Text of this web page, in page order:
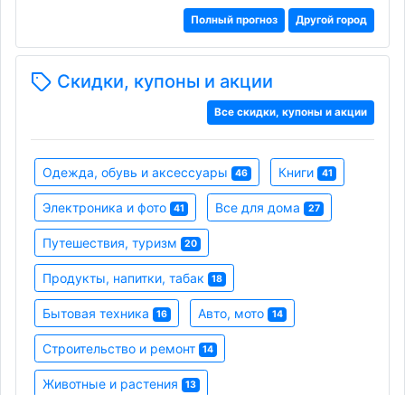
Полный прогноз Другой город
Скидки, купоны и акции
Все скидки, купоны и акции
Одежда, обувь и аксессуары 46 Книги 41
Электроника и фото 41 Все для дома 27
Путешествия, туризм 20
Продукты, напитки, табак 18
Бытовая техника 16 Авто, мото 14
Строительство и ремонт 14
Животные и растения 13